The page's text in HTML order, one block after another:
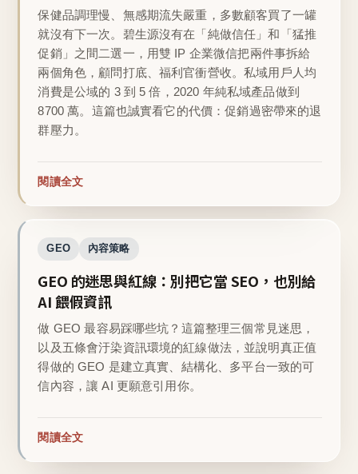
保健品調理慢、無感期流失嚴重，多數顧客買了一罐
就沒有下一次。碧生源沒有在「純做信任」和「猛推
促銷」之間二選一，用雙 IP 企業微信把兩件事拆給
兩個角色，顧問打底、福利官衝營收。私域用戶人均
消費是公域的 3 到 5 倍，2020 年純私域產品做到
8700 萬。這篇也誠實看它的代價：促銷過密帶來的退
群壓力。
閱讀全文
GEO 內容策略
GEO 的迷思與紅線：別把它當 SEO，也別給
AI 餵假資訊
做 GEO 最容易踩哪些坑？這篇整理三個常見迷思，
以及五條會汙染資訊環境的紅線做法，並說明真正值
得做的 GEO 是建立真實、結構化、多平台一致的可
信內容，讓 AI 更願意引用你。
閱讀全文